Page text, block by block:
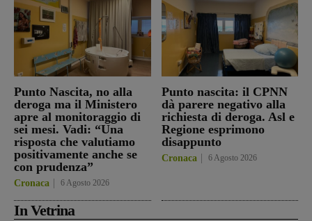
Punto Nascita, no alla
deroga ma il Ministero
apre al monitoraggio di
sei mesi. Vadi: “Una
risposta che valutiamo
positivamente anche se
con prudenza”
Cronaca 6 Agosto 2026
Punto nascita: il CPNN
dà parere negativo alla
richiesta di deroga. Asl e
Regione esprimono
disappunto
Cronaca 6 Agosto 2026
In Vetrina